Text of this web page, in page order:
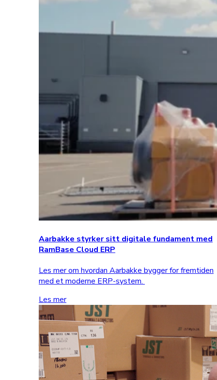
Aarbakke styrker sitt digitale fundament med
RamBase Cloud ERP
Les mer om hvordan Aarbakke bygger for fremtiden
med et moderne ERP-system.
Les mer